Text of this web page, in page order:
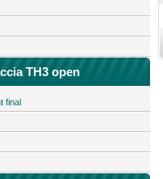
TH3 open
final